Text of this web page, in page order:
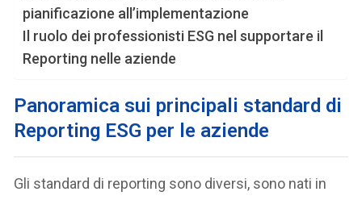
pianificazione all’implementazione
Il ruolo dei professionisti ESG nel supportare il
Reporting nelle aziende
Panoramica sui principali standard di
Reporting ESG per le aziende
Gli standard di reporting sono diversi, sono nati in